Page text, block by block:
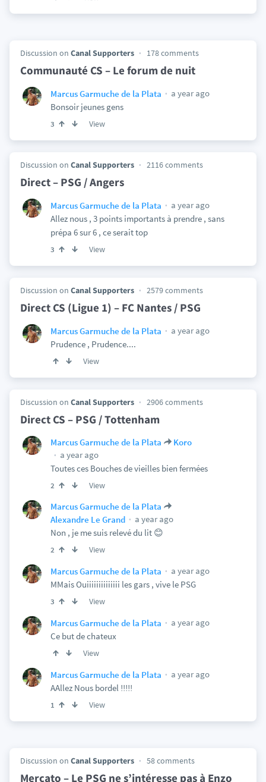
Discussion on Canal Supporters 178 comments
Communauté CS – Le forum de nuit
Marcus Garmuche de la Plata
a year ago
Bonsoir jeunes gens
3 View
Discussion on Canal Supporters 2116 comments
Direct – PSG / Angers
Marcus Garmuche de la Plata
a year ago
Allez nous , 3 points importants à prendre , sans
prépa 6 sur 6 , ce serait top
3 View
Discussion on Canal Supporters 2579 comments
Direct CS (Ligue 1) – FC Nantes / PSG
Marcus Garmuche de la Plata
a year ago
Prudence , Prudence....
View
Discussion on Canal Supporters 2906 comments
Direct CS – PSG / Tottenham
Marcus Garmuche de la Plata
Koro
a year ago
Toutes ces Bouches de vieilles bien fermées
2 View
Marcus Garmuche de la Plata
Alexandre Le Grand
a year ago
Non , je me suis relevé du lit 😊
2 View
Marcus Garmuche de la Plata
a year ago
MMais Ouiiiiiiiiiiiiii les gars , vive le PSG
3 View
Marcus Garmuche de la Plata
a year ago
Ce but de chateux
View
Marcus Garmuche de la Plata
a year ago
AAllez Nous bordel !!!!!
1 View
Discussion on Canal Supporters 58 comments
Mercato – Le PSG ne s’intéresse pas à Enzo